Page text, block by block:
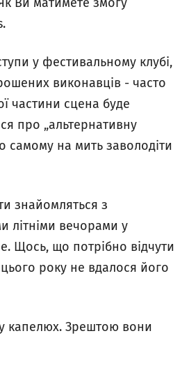
у фестивальному клубі,
виконавців - часто
частини сцена буде
про „альтернативну
на мить заволодіти
знайомляться з
літніми вечорами у
Щось, що потрібно відчути
року не вдалося його
капелюх. Зрештою вони